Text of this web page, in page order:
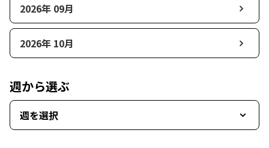
2026年 09月
2026年 10月
週から選ぶ
週を選択